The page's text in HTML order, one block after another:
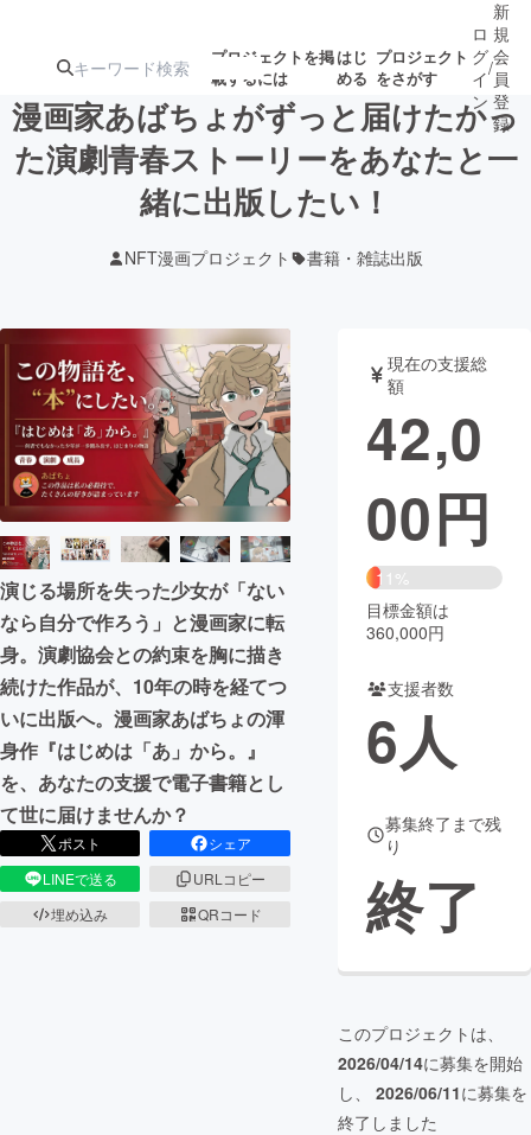
プロジェクトを掲
載するには
はじ
める
プロジェクト
をさがす
注目のリ 注目の新着プロ 募集終了が近いプ
テクノロジー・ガジェット
映像・映画 書籍・雑誌
ビジネス・起業 チャレンジ
まちづくり・地域活性化
CAMPFIRE for Social Good
CAMPFIRE Creation
CAMPFIREふるさと納税machi-ya コミュニティ
ロ
グ
イ
ン
/
新
規
会
員
登
録
漫画家あばちょがずっと届けたかっ
た演劇青春ストーリーをあなたと一
緒に出版したい！
NFT漫画プロジェクト 書籍・雑誌出版
演じる場所を失った少女が「ない
なら自分で作ろう」と漫画家に転
身。演劇協会との約束を胸に描き
続けた作品が、10年の時を経てつ
いに出版へ。漫画家あばちょの渾
身作『はじめは「あ」から。』
を、あなたの支援で電子書籍とし
て世に届けませんか？
ポスト
シェア
LINEで送る
URLコピー
埋め込み
QRコード
現在の支援総
額
42,0
00円
11%
目標金額は
360,000円
支援者数
6人
募集終了まで残
り
終了
このプロジェクトは、
2026/04/14に募集を開始
し、 2026/06/11に募集を
終了しました